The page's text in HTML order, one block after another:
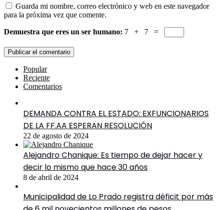
Guarda mi nombre, correo electrónico y web en este navegador
para la próxima vez que comente.
Demuestra que eres un ser humano: 7 + 7 =
Popular
Reciente
Comentarios
DEMANDA CONTRA EL ESTADO: EXFUNCIONARIOS
DE LA FF.AA ESPERAN RESOLUCIÓN
22 de agosto de 2024
Alejandro Chanique: Es tiempo de dejar hacer y
decir lo mismo que hace 30 años
8 de abril de 2024
Municipalidad de Lo Prado registra déficit por más